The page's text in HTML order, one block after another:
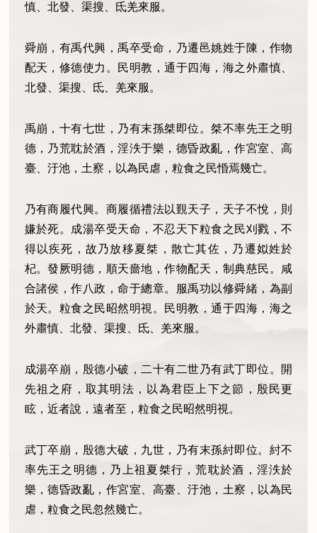
慎、北發、渠搜、氐羌來服。
舜崩，有禹代興，禹卒受命，乃遷邑姚姓于陳，作物
配天，修德使力。民明教，通于四海，海之外肅慎、
北發、渠搜、氐、羌來服。
禹崩，十有七世，乃有末孫桀即位。桀不率先王之明
德，乃荒耽於酒，淫泆于樂，德昏政亂，作宮室、高
臺、汙池，土察，以為民虐，粒食之民惛焉幾亡。
乃有商履代興。商履循禮法以覲天子，天子不悅，則
嫌於死。成湯卒受天命，不忍天下粒食之民刈戮，不
得以疾死，故乃放移夏桀，散亡其佐，乃遷姒姓於
杞。發厥明德，順天嗇地，作物配天，制典慈民。咸
合諸侯，作八政，命于總章。服禹功以修舜緒，為副
於天。粒食之民昭然明視。民明教，通于四海，海之
外肅慎、北發、渠搜、氐、羌來服。
成湯卒崩，殷德小破，二十有二世乃有武丁即位。開
先祖之府，取其明法，以為君臣上下之節，殷民更
眩，近者說，遠者至，粒食之民昭然明視。
武丁卒崩，殷德大破，九世，乃有末孫紂即位。紂不
率先王之明德，乃上祖夏桀行，荒耽於酒，淫泆於
樂，德昏政亂，作宮室、高臺、汙池，土察，以為民
虐，粒食之民忽然幾亡。